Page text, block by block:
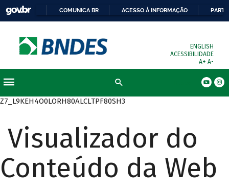
COMUNICA BR ACESSO À INFORMAÇÃO
ENGLISH
ACESSIBILIDADE
A+ A-
Z7_L9KEH4O0LORH80ALCLTPF80SH3
Visualizador do
Conteúdo da Web